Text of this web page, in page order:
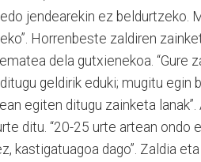
jendearekin ez beldurtzeko.
Horrenbeste zaldiren
dela gutxienekoa. “Gure
geldirik eduki; mugitu egin
egiten ditugu zainketa
ditu. “20-25 urte artean
kastigatuagoa dago”. Zaldia